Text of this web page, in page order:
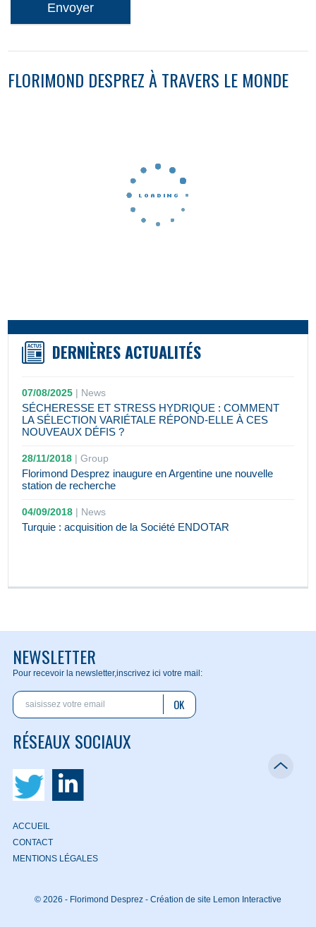
Envoyer
FLORIMOND DESPREZ À TRAVERS LE MONDE
DERNIÈRES ACTUALITÉS
07/08/2025 | News
SÉCHERESSE ET STRESS HYDRIQUE : COMMENT
LA SÉLECTION VARIÉTALE RÉPOND-ELLE À CES
NOUVEAUX DÉFIS ?
28/11/2018 |Group
Florimond Desprez inaugure en Argentine une nouvelle
station de recherche
04/09/2018 | News
Turquie : acquisition de la Société ENDOTAR
NEWSLETTER
Pour recevoir la newsletter,inscrivez ici votre mail:
OK
RÉSEAUX SOCIAUX
ACCUEIL
CONTACT
MENTIONS LÉGALES
© 2026 - Florimond Desprez - Création de site Lemon Interactive